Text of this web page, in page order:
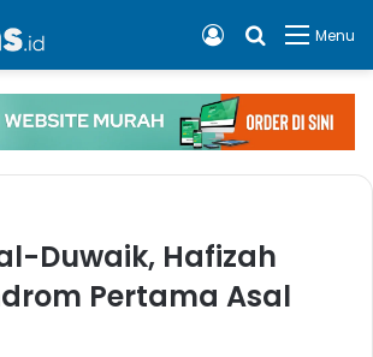
Menu
Cari apa,
Log In
Duwaik, Hafizah
Pertama Asal